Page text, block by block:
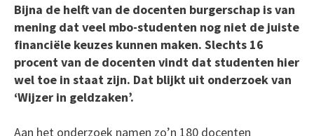
Bijna de helft van de docenten burgerschap is van
mening dat veel mbo-studenten nog niet de juiste
financiële keuzes kunnen maken. Slechts 16
procent van de docenten vindt dat studenten hier
wel toe in staat zijn. Dat blijkt uit onderzoek van
‘Wijzer in geldzaken’.
Aan het onderzoek namen zo’n 180 docenten